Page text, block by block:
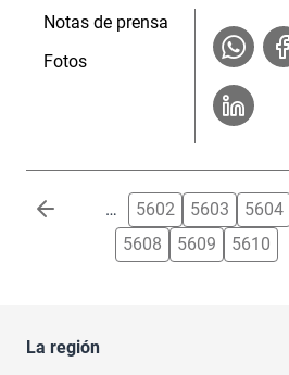
Notas de prensa
Fotos
Paginación … 5602 5603 5604
5608
5609 5610
La región